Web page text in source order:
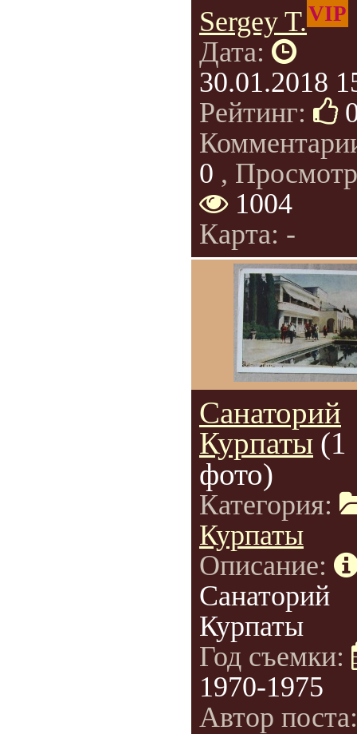
Sergey T.VIP
Дата:
30.01.2018
Рейтинг:
0 ,
1004
Карта: -
Санаторий
Курпаты (1
фото)
Категория:
Курпаты
Описание:
Санаторий
Курпаты
Год съемки:
1970-1975
Автор